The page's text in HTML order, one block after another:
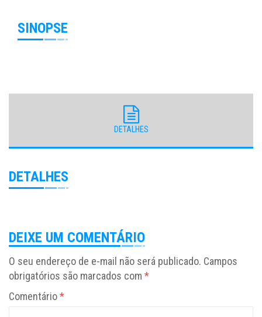
SINOPSE
DETALHES
DETALHES
DEIXE UM COMENTÁRIO
O seu endereço de e-mail não será publicado. Campos
obrigatórios são marcados com *
Comentário*